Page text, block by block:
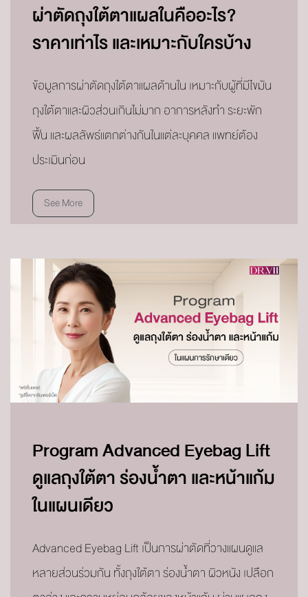
ผ่าตัดถุงใต้ตาแผลในคืออะไร?
ราคาเท่าไร และเหมาะกับใครบ้าง
ข้อมูลการผ่าตัดถุงใต้ตาแผลด้านใน เหมาะกับผู้ที่มีไขมัน
ถุงใต้ตาและผิวส่วนเกินไม่มาก อาการหลังทำ ระยะพัก
ฟื้น และผลลัพธ์แตกต่างกันในแต่ละบุคคล แพทย์ต้อง
ประเมินก่อน
See More
Program Advanced Eyebag Lift
ดูแลถุงใต้ตา ร่องน้ำตา และหน้าแก้ม
ในแผนเดียว
Advanced Eyebag Lift เป็นการผ่าตัดที่วางแผนดูแล
หลายส่วนร่วมกัน ทั้งถุงใต้ตา ร่องน้ำตา ผิวหนัง เปลือก